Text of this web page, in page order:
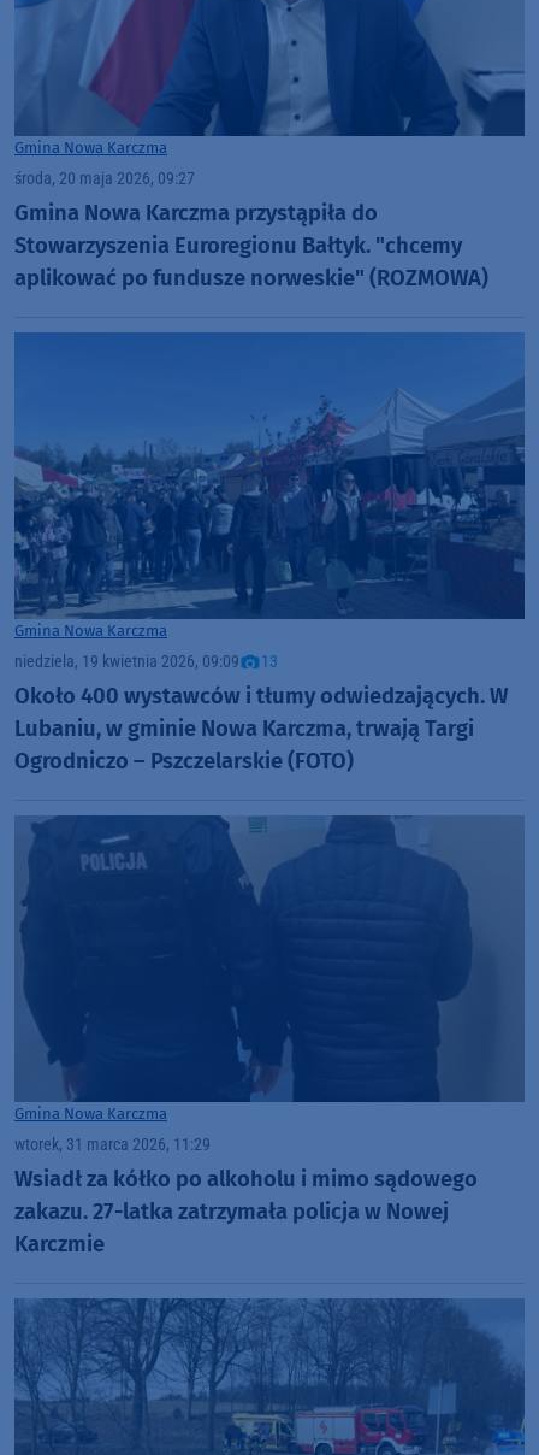
Gmina Nowa Karczma
środa, 20 maja 2026, 09:27
Gmina Nowa Karczma przystąpiła do
Stowarzyszenia Euroregionu Bałtyk. "chcemy
aplikować po fundusze norweskie" (ROZMOWA)
Gmina Nowa Karczma
niedziela, 19 kwietnia 2026, 09:09 13
Około 400 wystawców i tłumy odwiedzających. W
Lubaniu, w gminie Nowa Karczma, trwają Targi
Ogrodniczo – Pszczelarskie (FOTO)
Gmina Nowa Karczma
wtorek, 31 marca 2026, 11:29
Wsiadł za kółko po alkoholu i mimo sądowego
zakazu. 27-latka zatrzymała policja w Nowej
Karczmie